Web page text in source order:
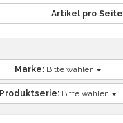
Artikel pro Seite
Marke: Bitte wählen
Produktserie: Bitte wählen